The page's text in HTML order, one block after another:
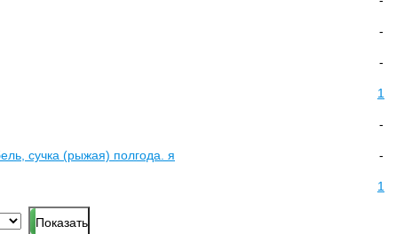
-
-
1
-
сучка (рыжая) полгода. я
-
1